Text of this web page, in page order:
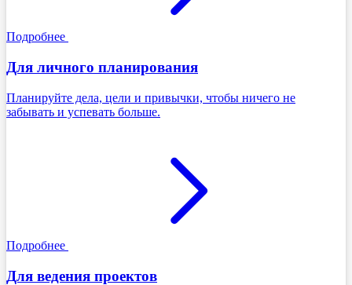
Подробнее
Для личного планирования
Планируйте дела, цели и привычки, чтобы ничего не
забывать и успевать больше.
Подробнее
Для ведения проектов